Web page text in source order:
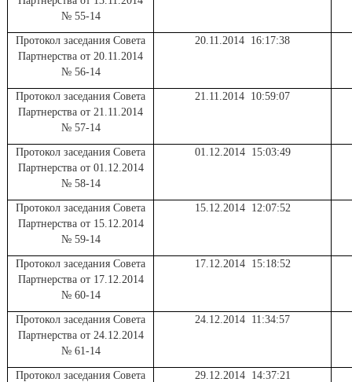
№ 55-14
Протокол заседания Совета
Партнерства от 20.11.2014
№ 56-14
20.11.2014 16:17:38
Протокол заседания Совета
Партнерства от 21.11.2014
№ 57-14
21.11.2014 10:59:07
Протокол заседания Совета
Партнерства от 01.12.2014
№ 58-14
01.12.2014 15:03:49
Протокол заседания Совета
Партнерства от 15.12.2014
№ 59-14
15.12.2014 12:07:52
Протокол заседания Совета
Партнерства от 17.12.2014
№ 60-14
17.12.2014 15:18:52
Протокол заседания Совета
Партнерства от 24.12.2014
№ 61-14
24.12.2014 11:34:57
Протокол заседания Совета
29.12.2014 14:37:21